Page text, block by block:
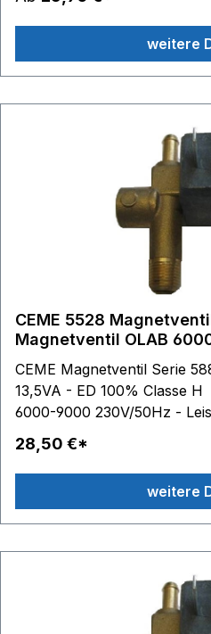
weitere
CEME 5528 Magnetventil G1/8 Zoll
Magnetventil OLAB
CEME Magnetventil Serie 588 230V/50Hz -
13,5VA - ED 100% Classe H OLAB Magnetventil
6000-9000 230V/50Hz - Leistung 9-12,5VA - ED
100% Classe H im Lieferumfang enthalten: 1
28,50 €*
weitere